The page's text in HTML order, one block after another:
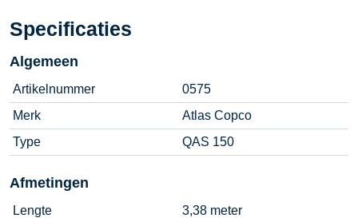
Specificaties
Algemeen
Artikelnummer
0575
Merk
Atlas Copco
Type
QAS 150
Afmetingen
Lengte
3,38 meter